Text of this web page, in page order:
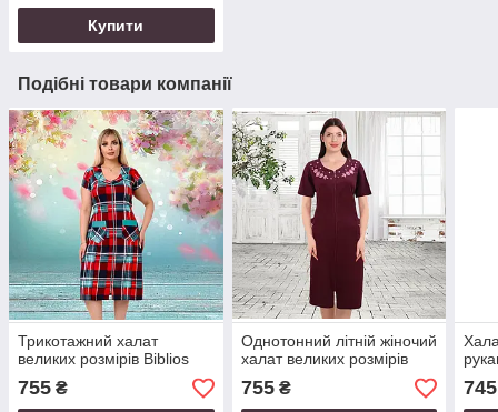
Купити
Подібні товари компанії
Трикотажний халат
великих розмірів Biblios
755 ₴
Однотонний літній жіночий
халат великих розмірів
755₴ 745